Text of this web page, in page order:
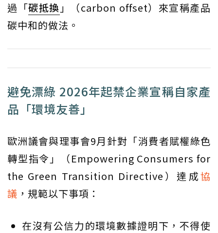
過「碳抵換 」（carbon offset）來宣稱產品
碳中和的做法。
避免漂綠 2026年起禁企業宣稱自家產
品「環境友善」
歐洲議會與理事會9月針對「消費者賦權綠色
轉型指令」（Empowering Consumers for
the Green Transition Directive）達成協
議 ，規範以下事項：
在沒有公信力的環境數據證明下，不得使